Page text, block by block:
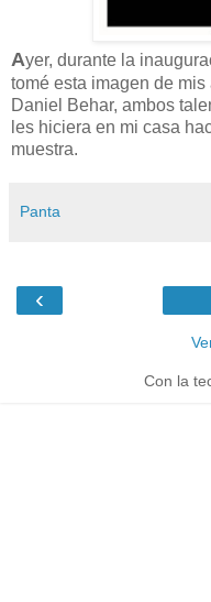
Ayer, durante la
tomé esta imagen de
Daniel Behar, ambos
les hiciera en mi casa
muestra.
Panta
‹
Con la